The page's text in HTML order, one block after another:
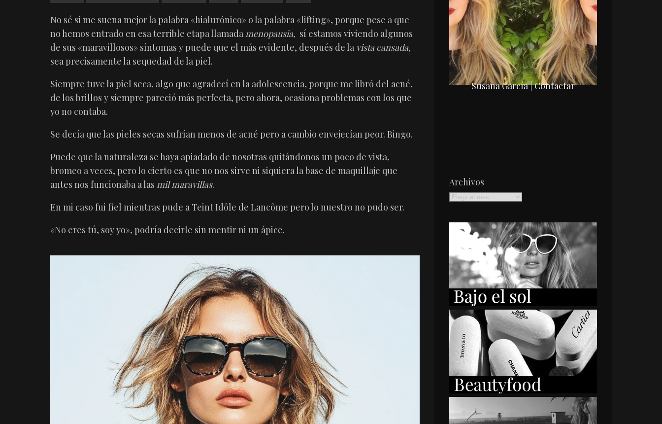
No sé si me suena mejor la palabra «hialurónico» o la palabra «lifting», porque pese a que
no hemos entrado en esa terrible etapa llamadamenopausia, sí estamos viviendo algunos
de sus «maravillosos» síntomas y puede que el más evidente, después de la vista cansada,
sea precisamente la sequedad de la piel.
Siempre tuve la piel seca, algo que agradecí en la adolescencia, porque me libró del acné,
de los brillos y siempre pareció más perfecta, pero ahora, ocasiona problemas con los que
yo no contaba.
Se decía que las pieles secas sufrían menos de acné pero a cambio envejecían peor. Bingo.
Puede que la naturaleza se haya apiadado de nosotras quitándonos un poco de vista,
bromeo a veces, pero lo cierto es que no nos sirve ni siquiera la base de maquillaje que
antes nos funcionaba a las mil maravillas.
En mi caso fui fiel mientras pude a Teint Idôle de Lancôme pero lo nuestro no pudo ser.
«No eres tú, soy yo», podría decirle sin mentir ni un ápice.
Susana García | Contactar
Archivos